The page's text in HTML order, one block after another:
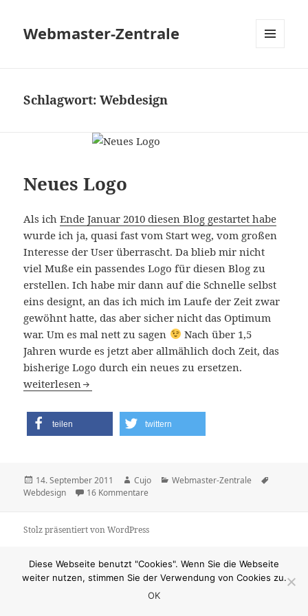
Webmaster-Zentrale
Schlagwort:Webdesign
Neues Logo
Als ichEnde Januar 2010 diesen Blog gestartet habe
wurde ich ja, quasi fast vom Start weg, vom großen
Interesse der User überrascht. Da blieb mir nicht
viel Muße ein passendes Logo für diesen Blog zu
erstellen. Ich habe mir dann auf die Schnelle selbst
eins designt, an das ich mich im Laufe der Zeit zwar
gewöhnt hatte, das aber sicher nicht das Optimum
war. Um es mal nett zu sagen
Nach über 1,5
Jahren wurde es jetzt aber allmählich doch Zeit, das
bisherige Logo durch ein neues zu ersetzen.
Neues Logo
weiterlesen
teilen twittern
Veröffentlicht
am
14. September 2011 Autor
Cujo Kategorien
Webmaster-Zentrale
Webdesign
16 Kommentare
Stolz präsentiert von WordPress
Diese Webseite benutzt "Cookies". Wenn Sie die Webseite
weiter nutzen, stimmen Sie der Verwendung von Cookies zu.
OK